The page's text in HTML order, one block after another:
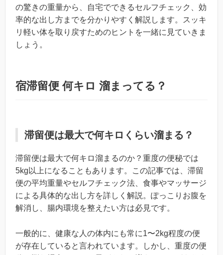
の驚きの重量から、自宅でできるセルフチェック、効
率的な出し方までを分かりやすく解説します。スッキ
リ軽い体を取り戻すためのヒントを一緒に見ていきま
しょう。
宿滞留便 何キロ 溜まってる？
滞留便は最大で何キロくらい溜まる？
滞留便は最大で何キロ溜まるのか？重度の便秘では
5kg以上になることもあります。この記事では、滞留
便の平均重量やセルフチェック法、食事やマッサージ
による具体的な出し方を詳しく解説。ぽっこりお腹を
解消し、腸内環境を整えたい方は必見です。
一般的に、健康な人の体内にも常に1〜2kg程度の便
が存在していると言われています。しかし、重度の便